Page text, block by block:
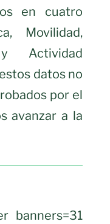
en cuatro
Movilidad,
Actividad
datos no
por el
avanzar a la
banners=31